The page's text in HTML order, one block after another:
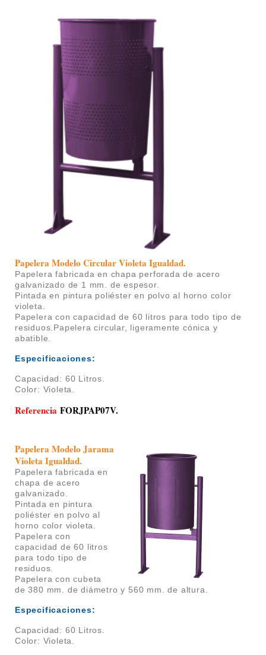
Papelera Modelo Circular Violeta Igualdad.
Papelera fabricada en chapa perforada de acero
galvanizado de 1 mm. de espesor.
Pintada en pintura poliéster en polvo al horno color
violeta.
Papelera con capacidad de 60 litros para todo tipo de
residuos.Papelera circular, ligeramente cónica y
abatible.
Especificaciones:
Capacidad: 60 Litros.
Color: Violeta.
Referencia FORJPAP07V.
Papelera Modelo Jarama
Violeta Igualdad.
Papelera fabricada en
chapa de acero
galvanizado.
Pintada en pintura
poliéster en polvo al
horno color violeta.
Papelera con
capacidad de 60 litros
para todo tipo de
residuos.
Papelera con cubeta
de 380 mm. de diámetro y 560 mm. de altura.
Especificaciones:
Capacidad: 60 Litros.
Color: Violeta.